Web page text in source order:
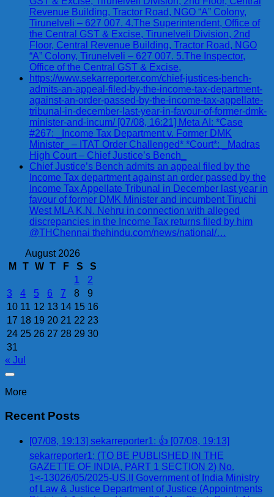
Revenue Building, Tractor Road, NGO “A” Colony,
Tirunelveli – 627 007. 4.The Superintendent, Office of
the Central GST & Excise, Tirunelveli Division, 2nd
Floor, Central Revenue Building, Tractor Road, NGO
“A” Colony, Tirunelveli – 627 007. 5.The Inspector,
Office of the Central GST & Excise,
https://www.sekarreporter.com/chief-justices-bench-
admits-an-appeal-filed-by-the-income-tax-department-
against-an-order-passed-by-the-income-tax-appellate-
tribunal-in-december-last-year-in-favour-of-former-dmk-
minister-and-incum/ [07/08, 16:21] Meta AI: *Case
#267: _Income Tax Department v. Former DMK
Minister_ – ITAT Order Challenged* *Court*: _Madras
High Court – Chief Justice’s Bench_
Chief Justice’s Bench admits an appeal filed by the
Income Tax department against an order passed by the
Income Tax Appellate Tribunal in December last year in
favour of former DMK Minister and incumbent Tiruchi
West MLA K.N. Nehru in connection with alleged
discrepancies in the Income Tax returns filed by him
@THChennai thehindu.com/news/national/…
August 2026
M
T W T F S
S
1
2
3
4 5 6 7 8
9
10 11 12 13 14 15 16
17 18 19 20 21 22 23
24 25 26 27 28 29 30
31
« Jul
More
Recent Posts
[07/08, 19:13] sekarreporter1: 👍 [07/08, 19:13]
sekarreporter1: (TO BE PUBLISHED IN THE
GAZETTE OF INDIA, PART 1 SECTION 2) No.
1<-13026/05/2025-US.II Government of India Ministry
of Law & Justice Department of Justice (Appointments